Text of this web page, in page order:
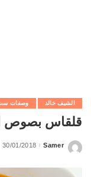
الشيف خالد وصفات
قلقاس بصوص
Posted
Samer
30/01/2018